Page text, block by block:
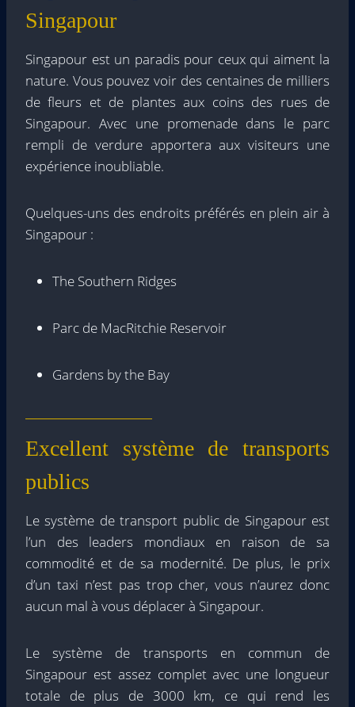
Singapour
Singapour est un paradis pour ceux qui aiment la
nature. Vous pouvez voir des centaines de milliers
de fleurs et de plantes aux coins des rues de
Singapour. Avec une promenade dans le parc
rempli de verdure apportera aux visiteurs une
expérience inoubliable.
Quelques-uns des endroits préférés en plein air à
Singapour :
The Southern Ridges
Parc de MacRitchie Reservoir
Gardens by the Bay
Excellent système de transports
publics
Le système de transport public de Singapour est
l’un des leaders mondiaux en raison de sa
commodité et de sa modernité. De plus, le prix
d’un taxi n’est pas trop cher, vous n’aurez donc
aucun mal à vous déplacer à Singapour.
Le système de transports en commun de
Singapour est assez complet avec une longueur
totale de plus de 3000 km, ce qui rend les